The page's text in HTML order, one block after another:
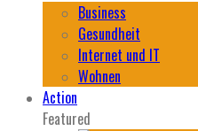
Business
Gesundheit
Internet und IT
Wohnen
Action
Featured